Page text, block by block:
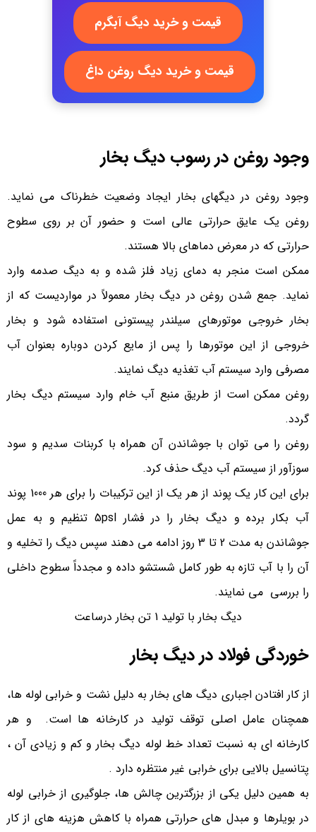
قیمت و خرید دیگ آبگرم
قیمت و خرید دیگ روغن داغ
وجود روغن در رسوب دیگ بخار
وجود روغن در دیگهای بخار ایجاد وضعیت خطرناک می نماید.
روغن یک عایق حرارتی عالی است و حضور آن بر روی سطوح
حرارتی که در معرض دماهای بالا هستند.
ممکن است منجر به دمای زیاد فلز شده و به دیگ صدمه وارد
نماید. جمع شدن روغن در دیگ بخار معمولاً در مواردیست که از
بخار خروجی موتورهای سیلندر پیستونی استفاده شود و بخار
خروجی از این موتورها را پس از مایع کردن دوباره بعنوان آب
مصرفی وارد سیستم آب تغذیه دیگ نمایند.
روغن ممکن است از طریق منبع آب خام وارد سیستم دیگ بخار
گردد.
روغن را می توان با جوشاندن آن همراه با کربنات سدیم و سود
سوزآور از سیستم آب دیگ حذف کرد.
برای این کار یک پوند از هر یک از این ترکیبات را برای هر 1000 پوند
آب بکار برده و دیگ بخار را در فشار 5psl تنظیم و به عمل
جوشاندن به مدت 2 تا 3 روز ادامه می دهند سپس دیگ را تخلیه و
آن را با آب تازه به طور کامل شستشو داده و مجدداً سطوح داخلی
را بررسی می نمایند.
دیگ بخار با تولید 1 تن بخار درساعت
خوردگی فولاد در ديگ بخار
از کار افتادن اجباری دیگ های بخار به دلیل نشت و خرابی لوله ها،
همچنان عامل اصلی توقف تولید در کارخانه ها است. و هر
کارخانه ای به نسبت تعداد خط لوله دیگ بخار و کم و زیادی آن ،
پتانسیل بالایی برای خرابی غیر منتظره دارد .
به همین دلیل یکی از بزرگترین چالش ها، جلوگیری از خرابی لوله
در بویلرها و مبدل های حرارتی همراه با کاهش هزینه های از کار